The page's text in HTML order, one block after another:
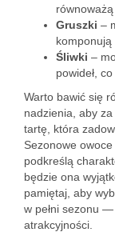
równoważą
Gruszki –
komponują
Śliwki –
powideł,
Warto bawić się
nadzienia, aby
tartę, która
Sezonowe
podkreślą
będzie ona
pamiętaj, aby
w pełni sezonu
atrakcyjności.